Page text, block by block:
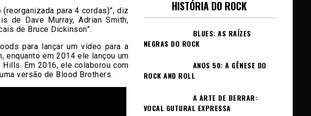
para 4 cordas)”, diz
de Dave Murray, Adrian Smith,
de Bruce Dickinson”.
para lançar um vídeo para a
enquanto em 2014 ele lançou um
Em 2016, ele colaborou com
versão de Blood Brothers.
HISTÓRIA DO ROCK
BLUES: AS RAÍZES
NEGRAS DO ROCK
ANOS 50: A GÊNESE DO
ROCK AND ROLL
A ARTE DE BERRAR:
VOCAL GUTURAL EXPRESSA